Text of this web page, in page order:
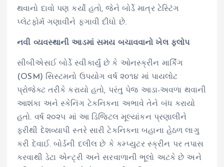
થવાનો દાવો પણ કર્યો હતો, જેને બોર્ડે માત્ર ટેસ્ટિંગ
પ્લેટફોર્મ ગણાવીને ફગાવી દીધો છે.
નવી વ્યવસ્થાની આડમાં સમય બચાવવાનો ખેલ ફ્લોપ
સીબીએસઈ બોર્ડે સ્વીકાર્યું છે કે ઓનસ્ક્રીન માર્કિંગ
(OSM) સિસ્ટમનો ઉપયોગ વર્ષ ૨૦૧૪ માં પાયલોટ
પ્રોજેક્ટ તરીકે કરાયો હતો, પરંતુ પેજ આડા-અવળા થવાની
આશંકા અને સ્કેનિંગ ટેકનિકના અભાવે તેને બંધ કરાયો
હતો. વર્ષ ૨૦૨૫ માં આ ડિજિટલ મૂલ્યાંકન પ્રણાલીને
ફરીથી દેશવ્યાપી સ્તરે સારી ટેકનિકના બહાના હેઠળ લાગુ
કરી દેવાઈ. બોર્ડની દલીલ છે કે કમ્પ્યુટર સ્ક્રીન પર તપાસ
કરવાથી ડેટા એન્ટ્રી અને સરવાળાની ભૂલો અટકે છે અને